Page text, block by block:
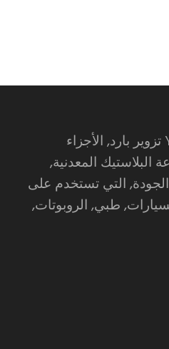
يوفر Yangchang Fortener تزوير بارد, الأجزاء
المعدنية,
الجودة, التي تستخدم على
طبي, الروبوتات,